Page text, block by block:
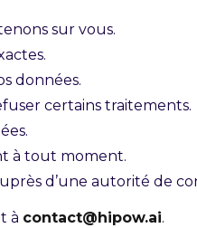
sur vous.
données.
certains traitements.
à tout moment.
d’une autorité de
à contact@hipow.ai.